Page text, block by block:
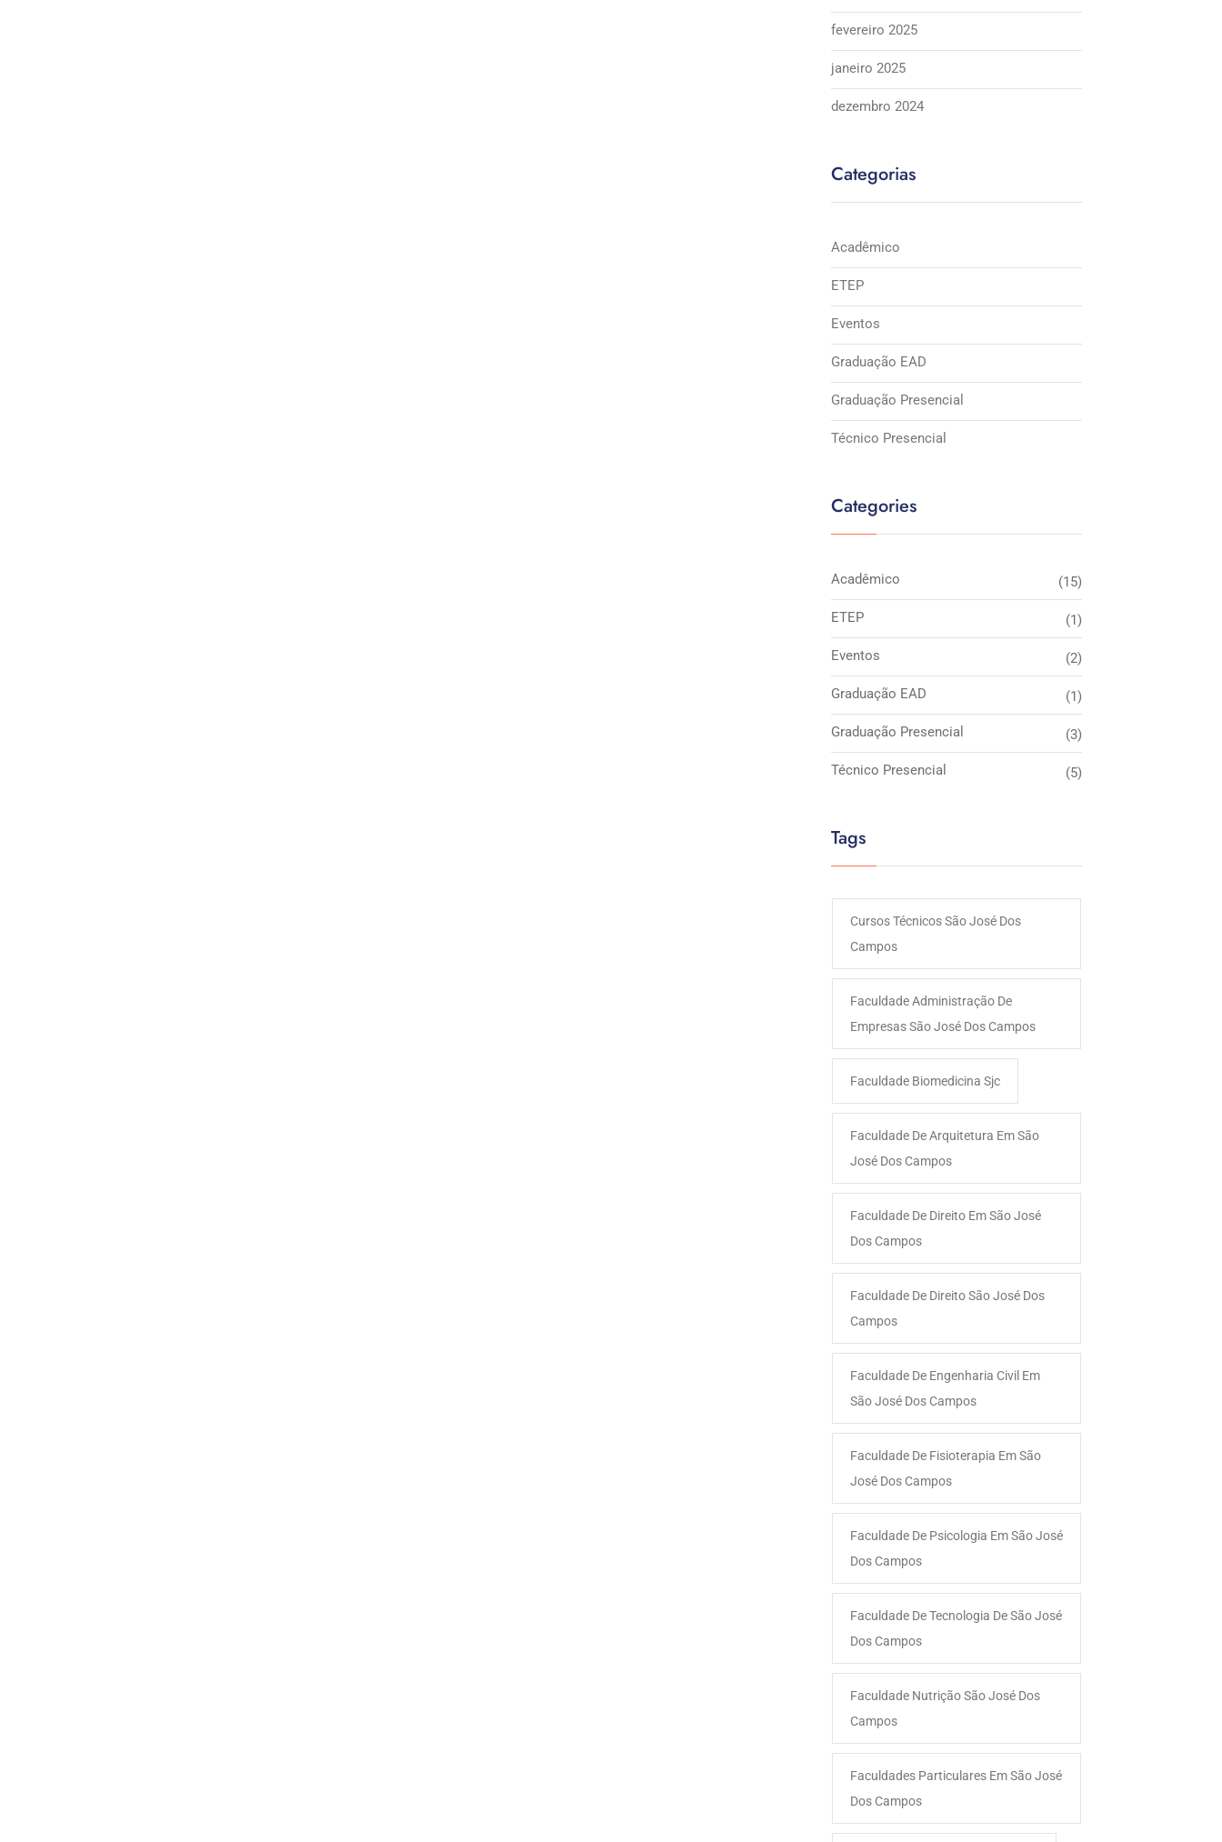
fevereiro 2025
janeiro 2025
dezembro 2024
Categorias
Acadêmico
ETEP
Eventos
Graduação EAD
Graduação Presencial
Técnico Presencial
Categories
Acadêmico (15)
ETEP (1)
Eventos (2)
Graduação EAD (1)
Graduação Presencial (3)
Técnico Presencial (5)
Tags
Cursos Técnicos São José Dos
Campos
Faculdade Administração De
Empresas São José Dos Campos​
Faculdade Biomedicina Sjc
Faculdade De Arquitetura Em São
José Dos Campos
Faculdade De Direito Em São José
Dos Campos
Faculdade De Direito São José Dos
Campos
Faculdade De Engenharia Civil Em
São José Dos Campos
Faculdade De Fisioterapia Em São
José Dos Campos
Faculdade De Psicologia Em São José
Dos Campos
Faculdade De Tecnologia De São José
Dos Campos
Faculdade Nutrição São José Dos
Campos
Faculdades Particulares Em São José
Dos Campos